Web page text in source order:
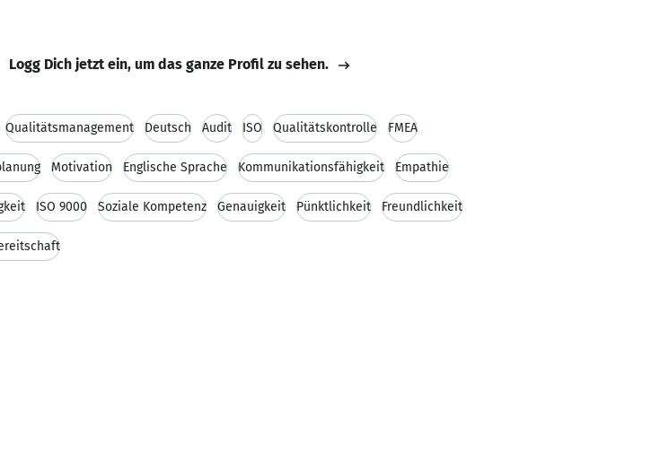
Logg Dich jetzt ein, um das ganze Profil zu sehen.
Qualitätsmanagement Deutsch Audit ISO Qualitätskontrolle FMEA
Motivation Englische Sprache Kommunikationsfähigkeit Empathie
ISO 9000 Soziale Kompetenz Genauigkeit Pünktlichkeit Freundlichkeit